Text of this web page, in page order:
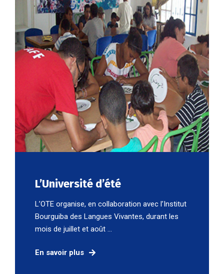
L’Université d’été
L’OTE organise, en collaboration avec l’Institut
Bourguiba des Langues Vivantes, durant les
mois de juillet et août ...
En savoir plus